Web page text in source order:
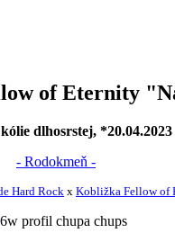
of Eternity
dlhosrstej, *20.04.2023
- Rodokmeň -
Hard Rock x Kobližka Fellow of